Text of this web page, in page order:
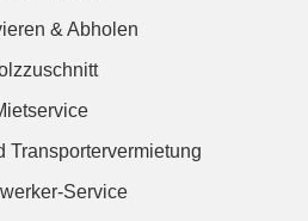
& Abholen
Transportervermietung
Service